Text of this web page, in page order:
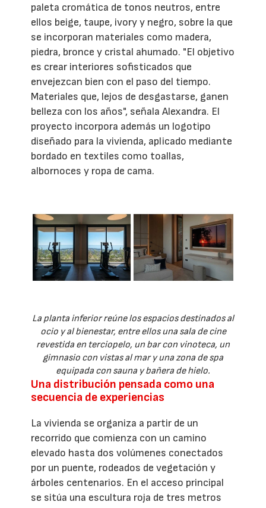
paleta cromática de tonos neutros, entre
ellos beige, taupe, ivory y negro, sobre la que
se incorporan materiales como madera,
piedra, bronce y cristal ahumado. "El objetivo
es crear interiores sofisticados que
envejezcan bien con el paso del tiempo.
Materiales que, lejos de desgastarse, ganen
belleza con los años", señala Alexandra. El
proyecto incorpora además un logotipo
diseñado para la vivienda, aplicado mediante
bordado en textiles como toallas,
albornoces y ropa de cama.
La planta inferior reúne los espacios destinados al
ocio y al bienestar, entre ellos una sala de cine
revestida en terciopelo, un bar con vinoteca, un
gimnasio con vistas al mar y una zona de spa
equipada con sauna y bañera de hielo.
Una distribución pensada como una
secuencia de experiencias
La vivienda se organiza a partir de un
recorrido que comienza con un camino
elevado hasta dos volúmenes conectados
por un puente, rodeados de vegetación y
árboles centenarios. En el acceso principal
se sitúa una escultura roja de tres metros